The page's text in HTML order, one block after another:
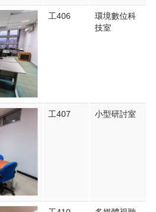
工406
環境數位科
技室
工407 小型研討室